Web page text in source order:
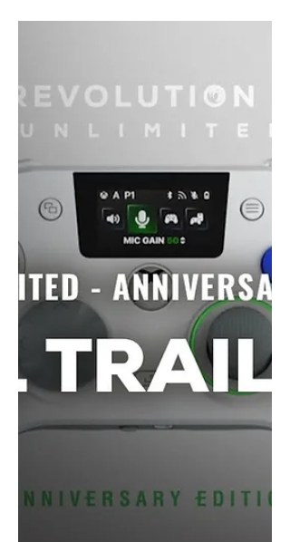
►SEJA UM MEMBRO:
https://www.youtube.com/@irmaospiologo/
membership FALA, PILOTOS DE FUGA,
INFILTRADOS! 🚗💨🏁 O nosso REVIEW SEM